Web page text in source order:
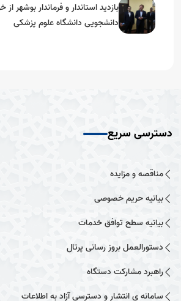
بازدید استاندار و فرماندار بوشهر از
دانشجویی دانشگاه علوم پزشکی
دسترسی سریع
مناقصه و مزایده
بیانیه حریم خصوصی
بیانیه سطح توافق خدمات
دستورالعمل بروز رسانی پرتال
راهبرد مشارکت دستگاه
سامانه ی انتشار و دسترسی آزاد به اطلاعات